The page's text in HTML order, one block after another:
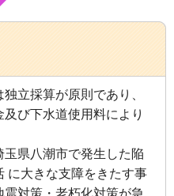
立採算が原則であり、
び下水道使用料により
県八潮市で発生した陥
に大きな支障をきたす事
対策・老朽化対策が急